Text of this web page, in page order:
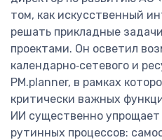
том, как искусственный
решать прикладные
проектами. Он осветил
календарно‑сетевого и
PM.planner, в рамках
критически важных
ИИ существенно
рутинных процессов: